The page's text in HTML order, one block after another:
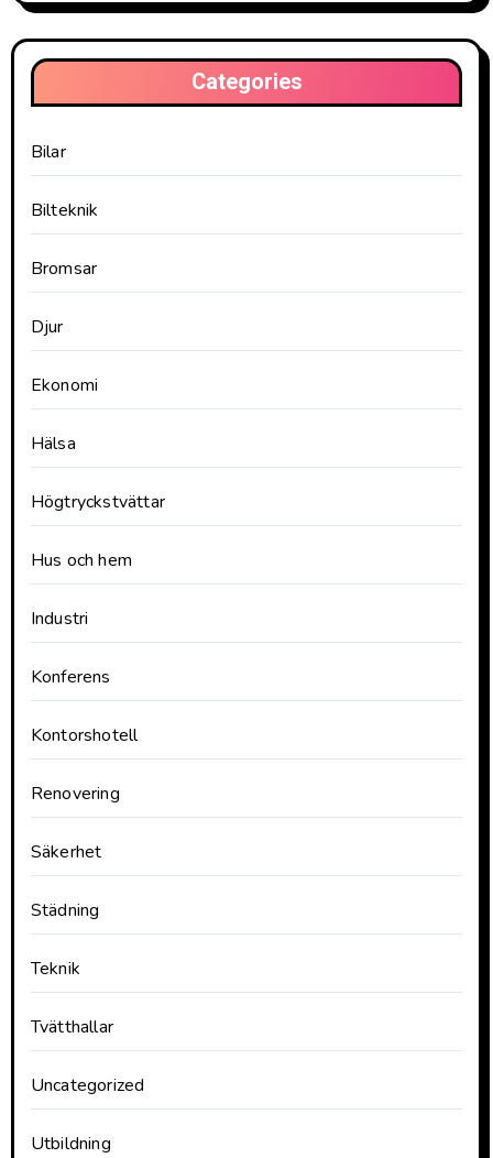
Categories
Bilar
Bilteknik
Bromsar
Djur
Ekonomi
Hälsa
Högtryckstvättar
Hus och hem
Industri
Konferens
Kontorshotell
Renovering
Säkerhet
Städning
Teknik
Tvätthallar
Uncategorized
Utbildning